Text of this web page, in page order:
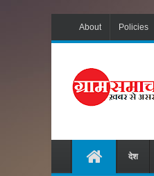
About Policies
देश